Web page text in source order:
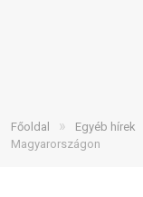
Főoldal » Egyéb hírek
Magyarországon